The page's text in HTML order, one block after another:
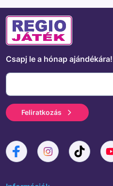
Csapj le a hónap ajándékára!
Feliratkozás